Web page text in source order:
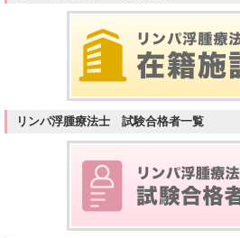
リンパ浮腫療法士 試験合格者一覧